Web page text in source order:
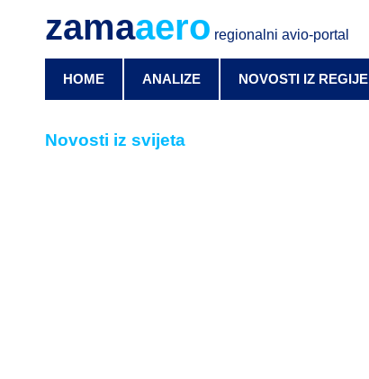
zamaaero regionalni avio-portal
HOME ANALIZE NOVOSTI IZ REGIJE
Novosti iz svijeta